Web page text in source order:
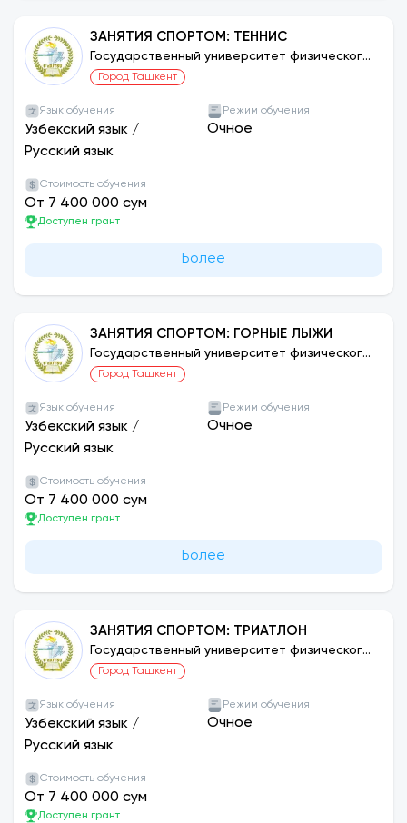
ЗАНЯТИЯ СПОРТОМ: ТЕННИС
Государственный университет физического
воспитания и спорта Узбекистана
Город Ташкент
Язык обучения
Узбекский язык /
Русский язык
Режим обучения
Очное
Стоимость обучения
От 7 400 000 сум
Доступен грант
Более
ЗАНЯТИЯ СПОРТОМ: ГОРНЫЕ ЛЫЖИ
Государственный университет физического
воспитания и спорта Узбекистана
Город Ташкент
Язык обучения
Узбекский язык /
Русский язык
Режим обучения
Очное
Стоимость обучения
От 7 400 000 сум
Доступен грант
Более
ЗАНЯТИЯ СПОРТОМ: ТРИАТЛОН
Государственный университет физического
воспитания и спорта Узбекистана
Город Ташкент
Язык обучения
Узбекский язык /
Русский язык
Режим обучения
Очное
Стоимость обучения
От 7 400 000 сум
Доступен грант